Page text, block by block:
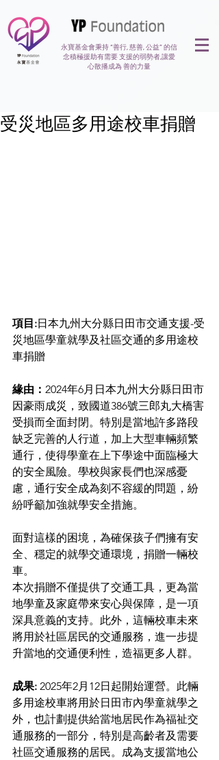
永寶基金會秉持 “善行, 慈善, 公益” 的信
念積極援助有需要 支援的弱勢者,讓愛
心散播成為 善的力量
受災地區多用途校車捐贈
項目:日本九州大分縣日田市交通支援-受
災地區學童就學及社區交通的多用途校
車捐贈
緣由： 2024年6月日本九州大分縣日田市
因豪雨成災，致國道386號三郎丸大橋害
受損而全面封閉。特別是當地許多路段
缺乏完善的人行道，加上大型車輛頻繁
通行，使得學童在上下學途中面臨極大
的安全風險。學校與家長們也深感憂
慮，通行安全成為刻不容緩的問題，紛
紛呼籲加強就學安全措施。
面對這樣的困境，為確保孩子們擁有安
全、穩定的就學交通環境，捐贈一輛校
車。
本次捐贈不僅提供了交通工具，更為當
地學童及家庭帶來安心與保障，是一項
深具意義的支持。此外，這輛校車未來
將用於社區居民的交通服務，進一步提
升當地的交通便利性，造福更多人群。
成果: 2025年2月12日起開始運營。此輛
多用途校車將用於日田市內學童就學之
外，也計劃提供給當地居民作為福祉交
通服務的一部分，特別是高齡者及需要
社區交通服務的居民。成為支援當地公